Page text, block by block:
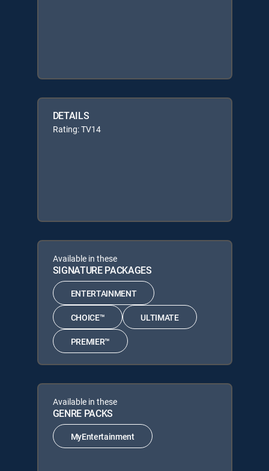
DETAILS
Rating: TV14
Available in these
SIGNATURE PACKAGES
ENTERTAINMENT
CHOICE™ ULTIMATE
PREMIER™
Available in these
GENRE PACKS
MyEntertainment